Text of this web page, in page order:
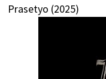
Prasetyo (2025)